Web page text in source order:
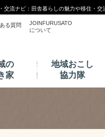
交流ナビ：田舎暮らしの魅力や移住・交
る質問
JOINFURUSATO
について
の
家
地域おこし
協力隊